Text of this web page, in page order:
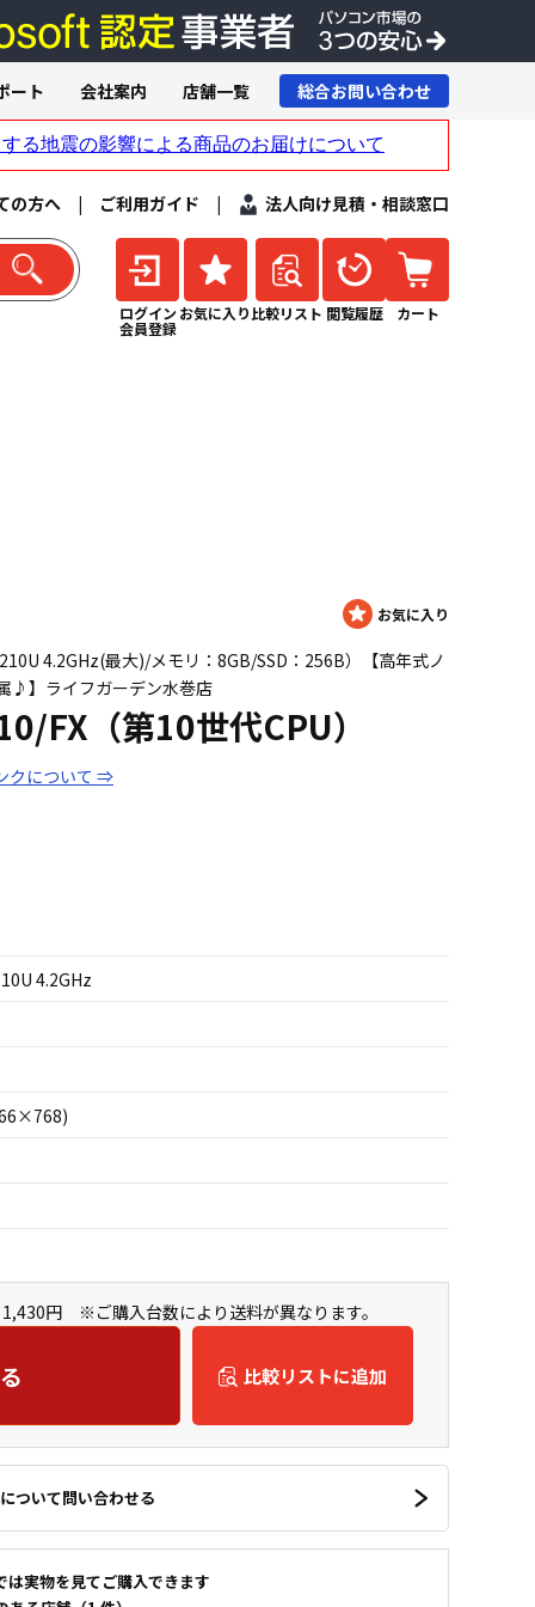
の方へ | ご利用ガイド | 法人向け見積・相談窓口
ログイン
会員登録
お気に入り 比較リスト 閲覧履歴 カート
ート 会社案内 店舗一覧 総合お問い合わせ
4.2GHz(最大)/メモリ：8GB/SSD：256B）【高年式ノ
♪】ライフガーデン水巻店
FX（第10世代CPU）
クについて ⇒
4.2GHz
円 ※ご購入台数により送料が異なります。
比較リストに追加
ついて問い合わせる
は実物を見てご購入できます